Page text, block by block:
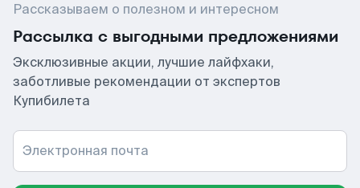
Рассказываем о полезном и интересном
Рассылка с выгодными предложениями
Эксклюзивные акции, лучшие лайфхаки,
заботливые рекомендации от экспертов
Купибилета
Электронная почта